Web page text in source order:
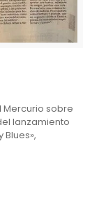
Mercurio sobre
lanzamiento
Blues»,